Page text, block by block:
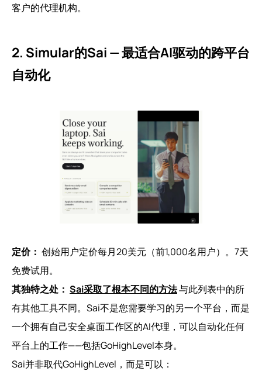
客户的代理机构。
2. Simular的Sai — 最适合AI驱动的跨平台
自动化
定价： 创始用户定价每月20美元（前1,000名用户）。7天
免费试用。
其独特之处： Sai采取了根本不同的方法与此列表中的所
有其他工具不同。Sai不是您需要学习的另一个平台，而是
一个拥有自己安全桌面工作区的AI代理，可以自动化任何
平台上的工作——包括GoHighLevel本身。
Sai并非取代GoHighLevel，而是可以：